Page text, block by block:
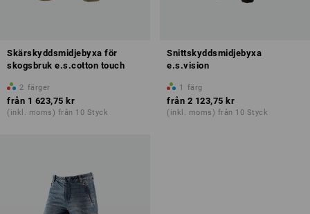
Skärskyddsmidjebyxa för
skogsbruk e.s.cotton touch
2 färger
från 1 623,75 kr
(inkl. moms) från 10 Styck
Snittskyddsmidjebyxa
e.s.vision
1 färg
från 2 123,75 kr
(inkl. moms) från 10 Styck